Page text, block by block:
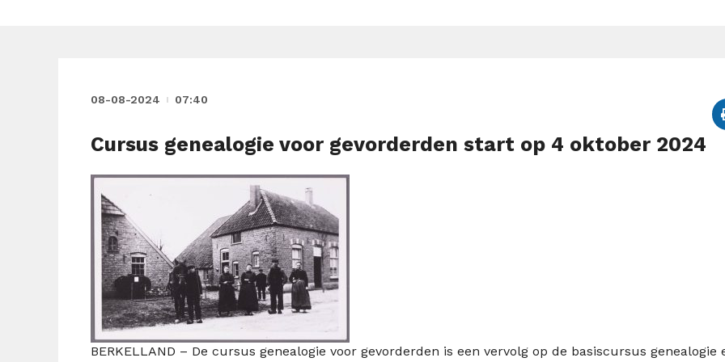
08-08-2024 07:40
Cursus genealogie voor gevorderden start op 4 oktober 2024
BERKELLAND – De cursus genealogie voor gevorderden is een vervolg op de basiscursus genealogie